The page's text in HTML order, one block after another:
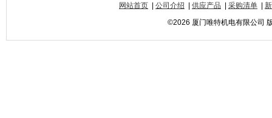
网站首页 公司介绍 供应产品 采购清单
©2026 厦门唯特机电有限公司